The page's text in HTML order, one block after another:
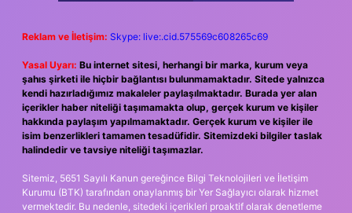
Reklam ve İletişim: Skype: live:.cid.575569c608265c69
Yasal Uyarı: Bu internet sitesi, herhangi bir marka, kurum veya
şahıs şirketi ile hiçbir bağlantısı bulunmamaktadır. Sitede yalnızca
kendi hazırladığımız makaleler paylaşılmaktadır. Burada yer alan
içerikler haber niteliği taşımamakta olup, gerçek kurum ve kişiler
hakkında paylaşım yapılmamaktadır. Gerçek kurum ve kişiler ile
isim benzerlikleri tamamen tesadüfidir. Sitemizdeki bilgiler taslak
halindedir ve tavsiye niteliği taşımazlar.
Sitemiz, 5651 Sayılı Kanun gereğince Bilgi Teknolojileri ve İletişim
Kurumu (BTK) tarafından onaylanmış bir Yer Sağlayıcı olarak hizmet
vermektedir. Bu nedenle, sitedeki içerikleri proaktif olarak denetleme